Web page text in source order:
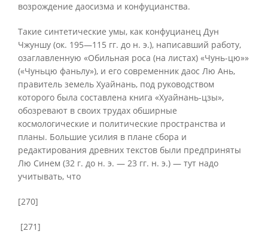
возрождение даосизма и конфуцианства.
Такие синтетические умы, как конфуцианец Дун
Чжуншу (ок. 195—115 гг. до н. э.), написавший работу,
озаглавленную «Обильная роса (на листах) «Чунь-цю»»
(«Чуньцю фаньлу»), и его современник даос Лю Ань,
правитель земель Хуайнань, под руководством
которого была составлена книга «Хуайнань-цзы»,
обозревают в своих трудах обширные
космологические и политические пространства и
планы. Большие усилия в плане сбора и
редактирования древних текстов были предприняты
Лю Синем (32 г. до н. э. — 23 гг. н. э.) — тут надо
учитывать, что
[270]
[271]